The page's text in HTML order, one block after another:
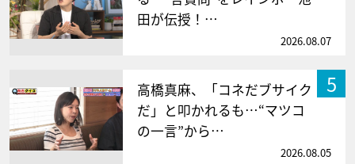
田が伝授！…
2026.08.07
5
高橋真麻、「コネだブサイク
だ」と叩かれるも…“マツコ
の一言”から…
2026.08.05